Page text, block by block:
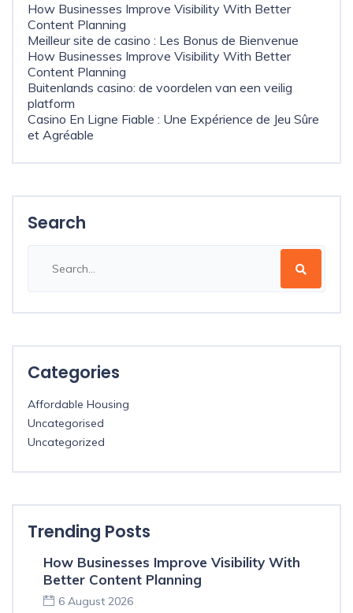
How Businesses Improve Visibility With Better
Content Planning
Meilleur site de casino : Les Bonus de Bienvenue
How Businesses Improve Visibility With Better
Content Planning
Buitenlands casino: de voordelen van een veilig
platform
Casino En Ligne Fiable : Une Expérience de Jeu Sûre
et Agréable
Search
Categories
Affordable Housing
Uncategorised
Uncategorized
Trending Posts
How Businesses Improve Visibility With
Better Content Planning
6 August 2026